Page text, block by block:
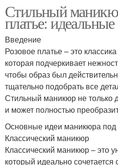
Стильный
платье:
Введение
Розовое платье – это
которая подчеркивает
чтобы образ был
тщательно подобрать все
Стильный маникюр не только
и может полностью
Основные идеи маникюра под
Классический маникюр
Классический маникюр – это
который идеально